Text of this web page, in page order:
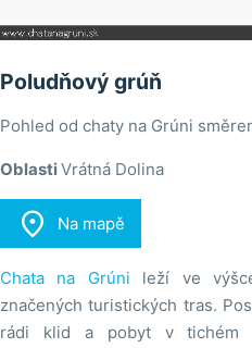
Poludňový grúň
Pohled od chaty na Grúni
OblastiVrátná Dolina
 Na mapě
Chata na Grúni leží ve
značených turistických tras.
rádi klid a pobyt v tichém